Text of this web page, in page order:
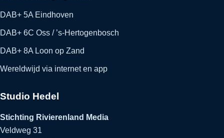
DAB+ 5A Eindhoven
DAB+ 6C Oss / ’s-Hertogenbosch
DAB+ 8A Loon op Zand
Wereldwijd via internet en app
Studio Hedel
Stichting Rivierenland Media
Veldweg 31